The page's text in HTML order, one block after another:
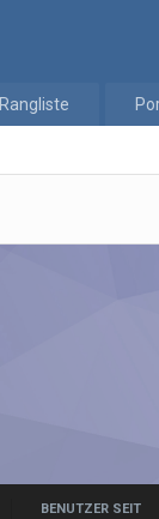
Rangliste
BENUTZER SEIT